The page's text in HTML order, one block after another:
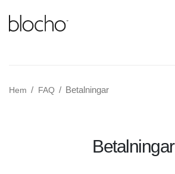
Hem FAQ Betalningar
Betalningar